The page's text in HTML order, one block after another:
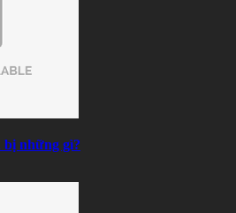
bị những gì?